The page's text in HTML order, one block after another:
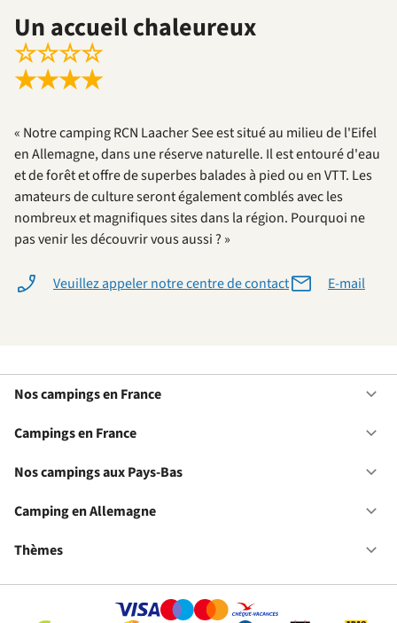
Un accueil chaleureux
☆☆☆☆
★★★★
« Notre camping RCN Laacher See est situé au milieu de l'Eifel
en Allemagne, dans une réserve naturelle. Il est entouré d'eau
et de forêt et offre de superbes balades à pied ou en VTT. Les
amateurs de culture seront également comblés avec les
nombreux et magnifiques sites dans la région. Pourquoi ne
pas venir les découvrir vous aussi ? »
Veuillez appeler notre centre de contact E-mail
Nos campings en France
Campings en France
Nos campings aux Pays-Bas
Camping en Allemagne
Thèmes